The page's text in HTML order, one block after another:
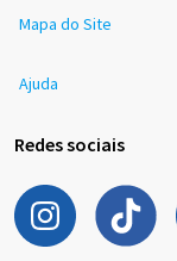
Mapa do Site
Ajuda
Redes sociais